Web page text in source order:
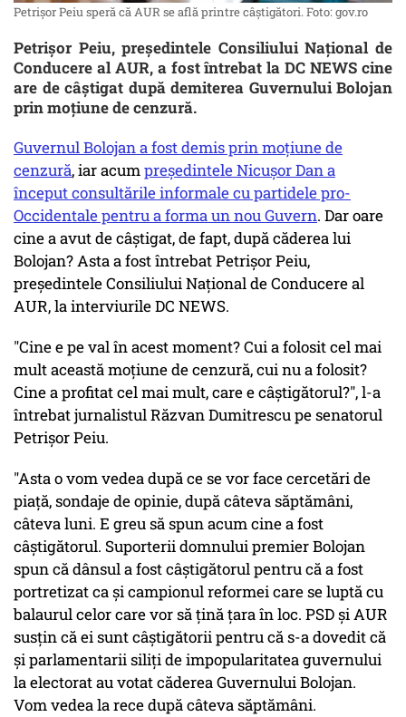
Petrișor Peiu speră că AUR se află printre câștigători. Foto: gov.ro
Petrișor Peiu, președintele Consiliului Național de
Conducere al AUR, a fost întrebat la DC NEWS cine
are de câștigat după demiterea Guvernului Bolojan
prin moțiune de cenzură.
Guvernul Bolojan a fost demis prin moțiune de
cenzură, iar acumpreședintele Nicușor Dan a
început consultările informale cu partidele pro-
Occidentale pentru a forma un nou Guvern. Dar oare
cine a avut de câștigat, de fapt, după căderea lui
Bolojan? Asta a fost întrebat Petrișor Peiu,
președintele Consiliului Național de Conducere al
AUR, la interviurile DC NEWS.
"Cine e pe val în acest moment? Cui a folosit cel mai
mult această moțiune de cenzură, cui nu a folosit?
Cine a profitat cel mai mult, care e câștigătorul?", l-a
întrebat jurnalistul Răzvan Dumitrescu pe senatorul
Petrișor Peiu.
"Asta o vom vedea după ce se vor face cercetări de
piață, sondaje de opinie, după câteva săptămâni,
câteva luni. E greu să spun acum cine a fost
câștigătorul. Suporterii domnului premier Bolojan
spun că dânsul a fost câștigătorul pentru că a fost
portretizat ca și campionul reformei care se luptă cu
balaurul celor care vor să țină țara în loc. PSD și AUR
susțin că ei sunt câștigătorii pentru că s-a dovedit că
și parlamentarii siliți de impopularitatea guvernului
la electorat au votat căderea Guvernului Bolojan.
Vom vedea la rece după câteva săptămâni.